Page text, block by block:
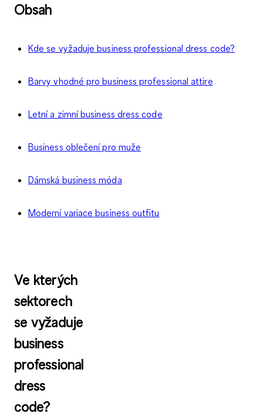
Obsah
Kde se vyžaduje business professional dress code?
Barvy vhodné pro business professional attire
Letní a zimní business dress code
Business oblečení pro muže
Dámská business móda
Moderní variace business outfitu
Ve kterých
sektorech
se vyžaduje
business
professional
dress
code?